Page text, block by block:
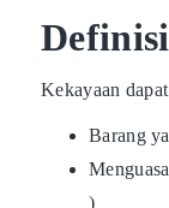
Kekayaan
Barang
)